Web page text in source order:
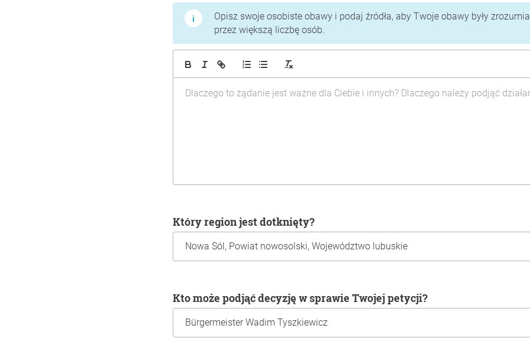
Opisz swoje osobiste obawy i podaj źródła, aby Twoje obawy były
przez większą liczbę osób.
Który region jest dotknięty?
Kto może podjąć decyzję w sprawie Twojej petycji?